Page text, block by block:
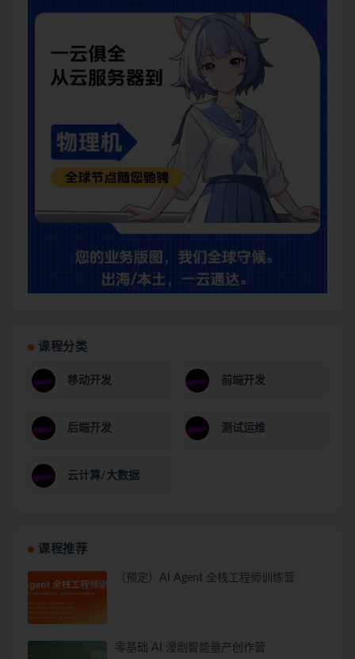
课程分类
移动开发 前端开发
后端开发 测试运维
云计算/大数据
课程推荐
（预定）AI Agent 全栈工程师训练营
零基础 AI 漫剧智能量产创作营